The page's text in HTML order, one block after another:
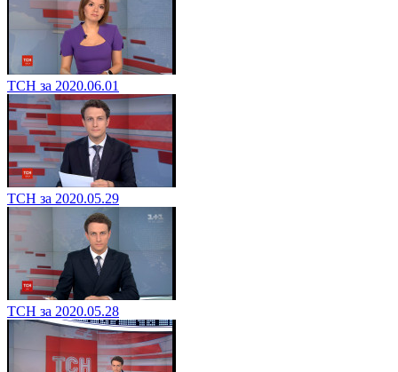
ТСН за 2020.06.01
ТСН за 2020.05.29
ТСН за 2020.05.28